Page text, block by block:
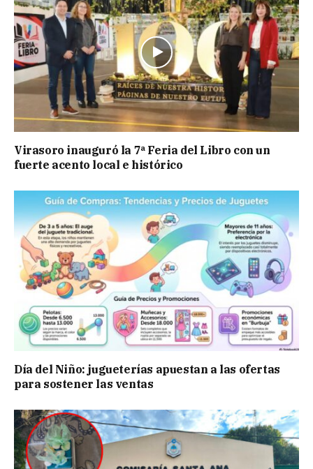
Virasoro inauguró la 7ª Feria del Libro con un
fuerte acento local e histórico
Día del Niño: jugueterías apuestan a las ofertas
para sostener las ventas